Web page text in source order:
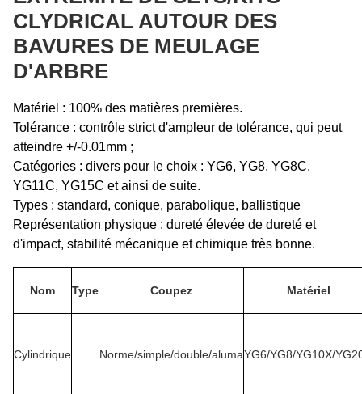
CLYDRICAL AUTOUR DES
BAVURES DE MEULAGE
D'ARBRE
Matériel : 100% des matières premières.
Tolérance : contrôle strict d'ampleur de tolérance, qui peut
atteindre +/-0.01mm ;
Catégories : divers pour le choix : YG6, YG8, YG8C,
YG11C, YG15C et ainsi de suite.
Types : standard, conique, parabolique, ballistique
Représentation physique : dureté élevée de dureté et
d'impact, stabilité mécanique et chimique très bonne.
Nom Type Coupez Matériel
Cylindrique Norme/simple/double/alumaYG6/YG8/YG10X/